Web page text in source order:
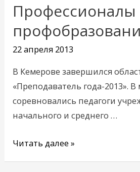
Профессионалы
22 апреля 2013
В Кемерове завершился
«Преподаватель года-2013». В
соревновались педагоги
начального и среднего …
Профессионалы
профобразования
Читать далее »